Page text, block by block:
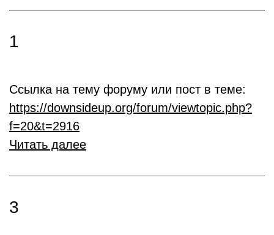
1
Ссылка на тему форуму или пост в теме:
https://downsideup.org/forum/viewtopic.php?
f=20&t=2916
Читать далее
3